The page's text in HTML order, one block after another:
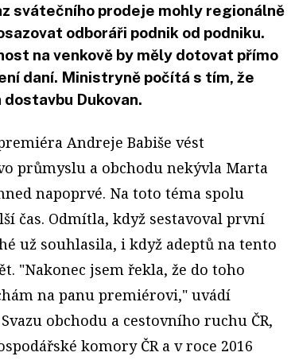
svátečního prodeje mohly regionálně
odboráři podnik od podniku.
na venkově by měly dotovat přímo
daní. Ministryně počítá s tím, že
Dukovan.
Andreje Babiše vést
průmyslu a obchodu nekývla Marta
napoprvé. Na toto téma spolu
čas. Odmítla, když sestavoval první
už souhlasila, i když adeptů na tento
"Nakonec jsem řekla, že do toho
na panu premiérovi," uvádí
obchodu a cestovního ruchu ČR,
komory ČR a v roce 2016